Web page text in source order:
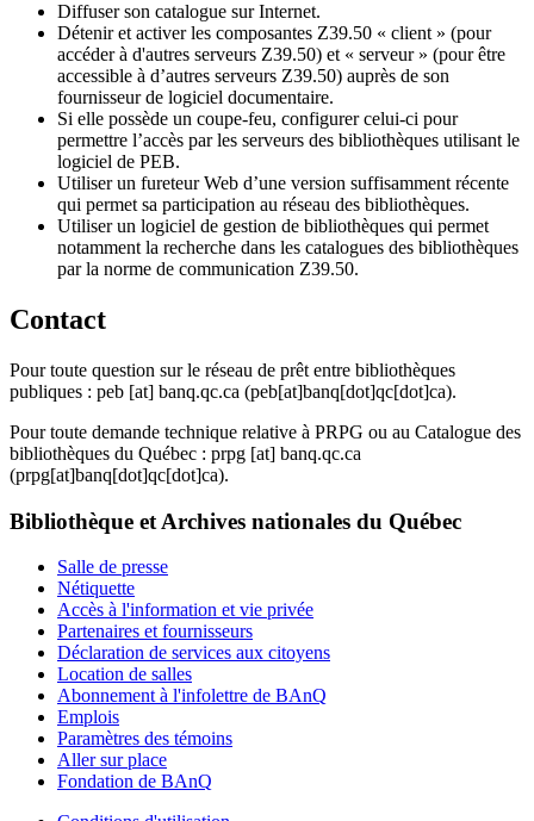
Diffuser son catalogue sur Internet.
Détenir et activer les composantes Z39.50 « client » (pour
accéder à d'autres serveurs Z39.50) et « serveur » (pour être
accessible à d’autres serveurs Z39.50) auprès de son
fournisseur de logiciel documentaire.
Si elle possède un coupe-feu, configurer celui-ci pour
permettre l’accès par les serveurs des bibliothèques utilisant le
logiciel de PEB.
Utiliser un fureteur Web d’une version suffisamment récente
qui permet sa participation au réseau des bibliothèques.
Utiliser un logiciel de gestion de bibliothèques qui permet
notamment la recherche dans les catalogues des bibliothèques
par la norme de communication Z39.50.
Contact
Pour toute question sur le réseau de prêt entre bibliothèques
publiques : peb [at] banq.qc.ca (peb[at]banq[dot]qc[dot]ca).
Pour toute demande technique relative à PRPG ou au Catalogue des
bibliothèques du Québec : prpg [at] banq.qc.ca
(prpg[at]banq[dot]qc[dot]ca).
Bibliothèque et Archives nationales du Québec
Salle de presse
Nétiquette
Accès à l'information et vie privée
Partenaires et fournisseurs
Déclaration de services aux citoyens
Location de salles
Abonnement à l'infolettre de BAnQ
Emplois
Paramètres des témoins
Aller sur place
Fondation de BAnQ